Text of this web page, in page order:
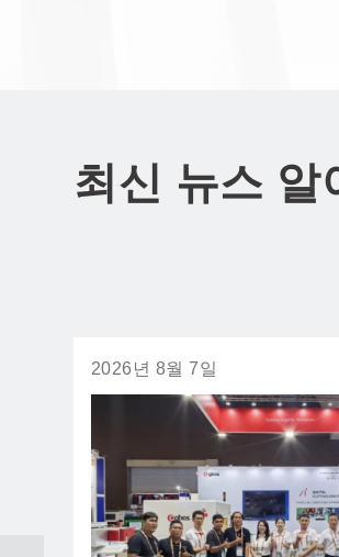
최신 뉴스 알
2026년 8월 7일
2026년 7월 31일
2026년 7월 9일